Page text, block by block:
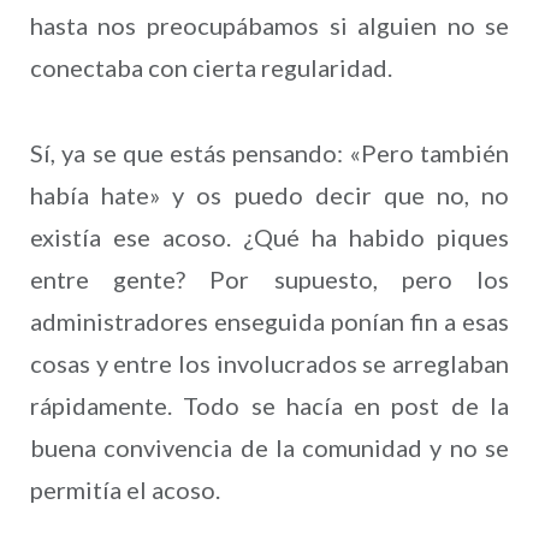
hasta nos preocupábamos si alguien no se
conectaba con cierta regularidad.
Sí, ya se que estás pensando: «Pero también
había hate» y os puedo decir que no, no
existía ese acoso. ¿Qué ha habido piques
entre gente? Por supuesto, pero los
administradores enseguida ponían fin a esas
cosas y entre los involucrados se arreglaban
rápidamente. Todo se hacía en post de la
buena convivencia de la comunidad y no se
permitía el acoso.